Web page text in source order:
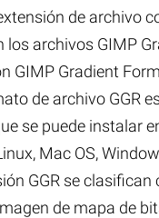
de archivo
los archivos GIMP
GIMP Gradient
de archivo GGR
se puede instalar
Mac OS,
GGR se
de mapa de